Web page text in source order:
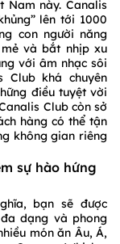
này. Canalis
lên tới 1000
con người năng
và bắt nhịp xu
với âm nhạc sôi
Club khá chuyên
điều tuyệt vời
Club còn sở
hàng có thể tận
không gian riêng
sự hào hứng
bạn sẽ được
dạng và phong
món ăn Âu, Á,